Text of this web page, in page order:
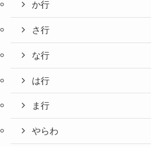
か行
さ行
な行
は行
ま行
やらわ